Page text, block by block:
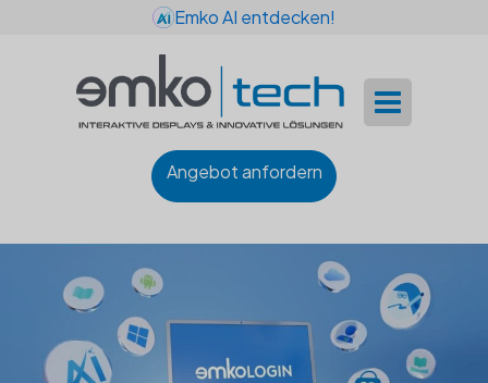
Emko AI entdecken!
Angebot anfordern